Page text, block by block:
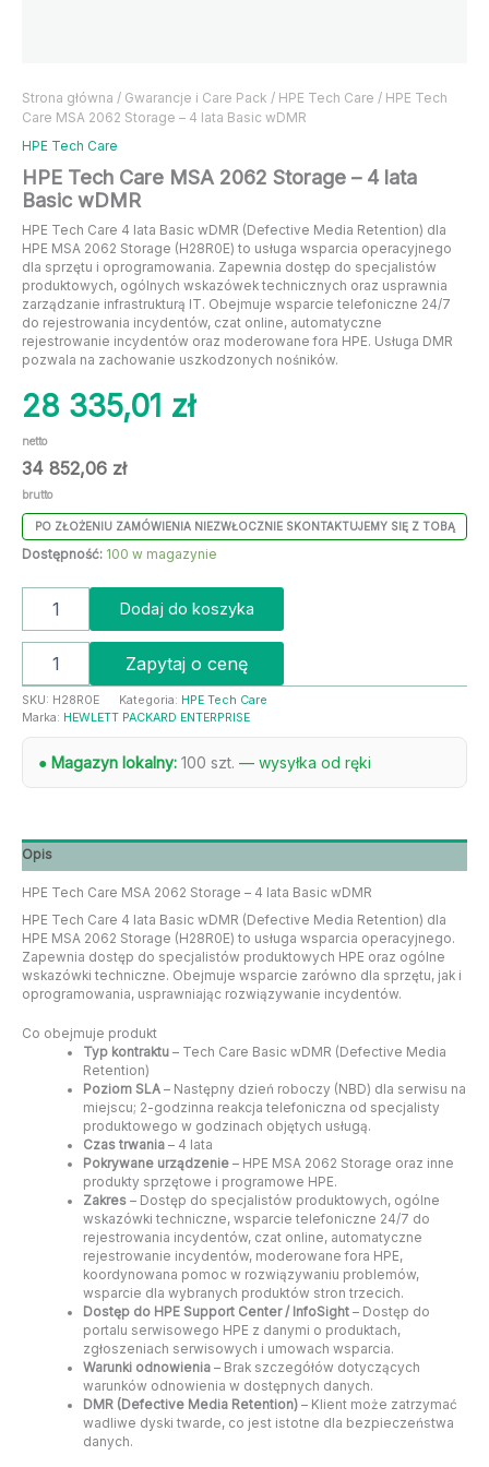
Strona główna / Gwarancje i Care Pack / HPE Tech Care / HPE Tech
Care MSA 2062 Storage – 4 lata Basic wDMR
HPE Tech Care
HPE Tech Care MSA 2062 Storage – 4 lata
Basic wDMR
HPE Tech Care 4 lata Basic wDMR (Defective Media Retention) dla
HPE MSA 2062 Storage (H28R0E) to usługa wsparcia operacyjnego
dla sprzętu i oprogramowania. Zapewnia dostęp do specjalistów
produktowych, ogólnych wskazówek technicznych oraz usprawnia
zarządzanie infrastrukturą IT. Obejmuje wsparcie telefoniczne 24/7
do rejestrowania incydentów, czat online, automatyczne
rejestrowanie incydentów oraz moderowane fora HPE. Usługa DMR
pozwala na zachowanie uszkodzonych nośników.
28 335,01 zł
netto
34 852,06 zł
brutto
PO ZŁOŻENIU ZAMÓWIENIA NIEZWŁOCZNIE SKONTAKTUJEMY SIĘ Z TOBĄ
Dostępność: 100 w magazynie
Dodaj do koszyka
Zapytaj o cenę
SKU: H28R0E Kategoria: HPE Tech Care
Marka: HEWLETT PACKARD ENTERPRISE
● Magazyn lokalny: 100 szt. — wysyłka od ręki
Opis
HPE Tech Care MSA 2062 Storage – 4 lata Basic wDMR
HPE Tech Care 4 lata Basic wDMR (Defective Media Retention) dla
HPE MSA 2062 Storage (H28R0E) to usługa wsparcia operacyjnego.
Zapewnia dostęp do specjalistów produktowych HPE oraz ogólne
wskazówki techniczne. Obejmuje wsparcie zarówno dla sprzętu, jak i
oprogramowania, usprawniając rozwiązywanie incydentów.
Co obejmuje produkt
Typ kontraktu– Tech Care Basic wDMR (Defective Media
Retention)
Poziom SLA– Następny dzień roboczy (NBD) dla serwisu na
miejscu; 2-godzinna reakcja telefoniczna od specjalisty
produktowego w godzinach objętych usługą.
Czas trwania– 4 lata
Pokrywane urządzenie– HPE MSA 2062 Storage oraz inne
produkty sprzętowe i programowe HPE.
Zakres– Dostęp do specjalistów produktowych, ogólne
wskazówki techniczne, wsparcie telefoniczne 24/7 do
rejestrowania incydentów, czat online, automatyczne
rejestrowanie incydentów, moderowane fora HPE,
koordynowana pomoc w rozwiązywaniu problemów,
wsparcie dla wybranych produktów stron trzecich.
Dostęp do HPE Support Center / InfoSight– Dostęp do
portalu serwisowego HPE z danymi o produktach,
zgłoszeniach serwisowych i umowach wsparcia.
Warunki odnowienia– Brak szczegółów dotyczących
warunków odnowienia w dostępnych danych.
DMR (Defective Media Retention)– Klient może zatrzymać
wadliwe dyski twarde, co jest istotne dla bezpieczeństwa
danych.